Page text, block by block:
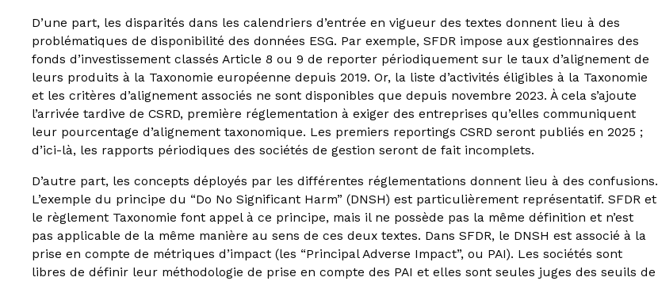
D’une part, les disparités dans les calendriers d’entrée en vigueur des textes donnent lieu à des
problématiques de disponibilité des données ESG. Par exemple, SFDR impose aux gestionnaires des
fonds d’investissement classés Article 8 ou 9 de reporter périodiquement sur le taux d’alignement de
leurs produits à la Taxonomie européenne depuis 2019. Or, la liste d’activités éligibles à la Taxonomie
et les critères d’alignement associés ne sont disponibles que depuis novembre 2023. À cela s’ajoute
l’arrivée tardive de CSRD, première réglementation à exiger des entreprises qu’elles communiquent
leur pourcentage d’alignement taxonomique. Les premiers reportings CSRD seront publiés en 2025 ;
d’ici-là, les rapports périodiques des sociétés de gestion seront de fait incomplets.
D’autre part, les concepts déployés par les différentes réglementations donnent lieu à des confusions.
L’exemple du principe du “Do No Significant Harm” (DNSH) est particulièrement représentatif. SFDR et
le règlement Taxonomie font appel à ce principe, mais il ne possède pas la même définition et n’est
pas applicable de la même manière au sens de ces deux textes. Dans SFDR, le DNSH est associé à la
prise en compte de métriques d’impact (les “Principal Adverse Impact”, ou PAI). Les sociétés sont
libres de définir leur méthodologie de prise en compte des PAI et elles sont seules juges des seuils de